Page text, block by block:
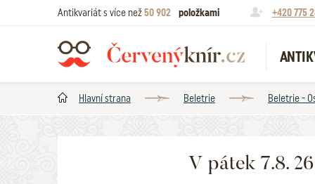
Antikvariát s více než50 902 položkami +420 775
Hlavní strana Beletrie Beletrie -
V pátek 7.8.